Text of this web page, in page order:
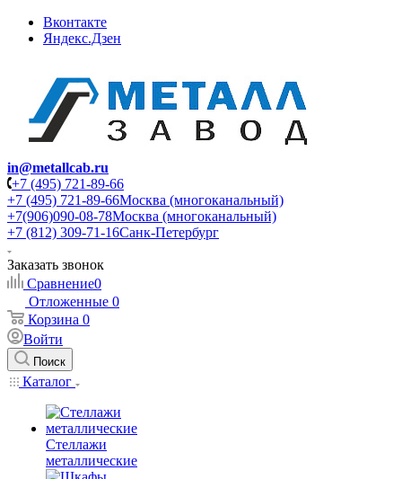
Вконтакте
Яндекс.Дзен
in@metallcab.ru
+7 (495) 721-89-66
+7 (495) 721-89-66Москва (многоканальный)
+7(906)090-08-78Москва (многоканальный)
+7 (812) 309-71-16Санк-Петербург
Заказать звонок
Сравнение0
Отложенные 0
Корзина 0
Войти
Поиск
Каталог
Стеллажи
металлические